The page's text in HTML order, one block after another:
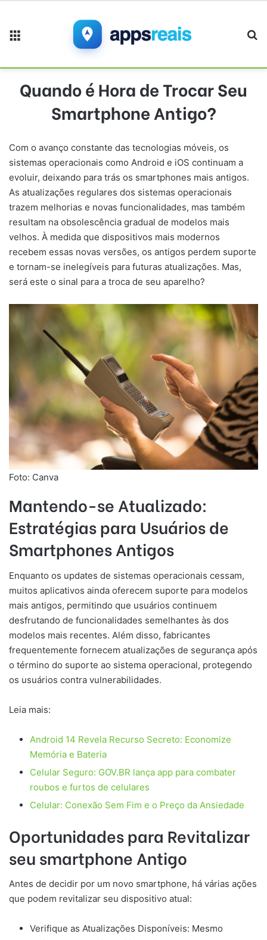
Quando é Hora de Trocar Seu
Smartphone Antigo?
Com o avanço constante das tecnologias móveis, os
sistemas operacionais como Android e iOS continuam a
evoluir, deixando para trás os smartphones mais antigos.
As atualizações regulares dos sistemas operacionais
trazem melhorias e novas funcionalidades, mas também
resultam na obsolescência gradual de modelos mais
velhos. À medida que dispositivos mais modernos
recebem essas novas versões, os antigos perdem suporte
e tornam-se inelegíveis para futuras atualizações. Mas,
será este o sinal para a troca de seu aparelho?
Foto: Canva
Mantendo-se Atualizado:
Estratégias para Usuários de
Smartphones Antigos
Enquanto os updates de sistemas operacionais cessam,
muitos aplicativos ainda oferecem suporte para modelos
mais antigos, permitindo que usuários continuem
desfrutando de funcionalidades semelhantes às dos
modelos mais recentes. Além disso, fabricantes
frequentemente fornecem atualizações de segurança após
o término do suporte ao sistema operacional, protegendo
os usuários contra vulnerabilidades.
Leia mais:
Android 14 Revela Recurso Secreto: Economize
Memória e Bateria
Celular Seguro: GOV.BR lança app para combater
roubos e furtos de celulares
Celular: Conexão Sem Fim e o Preço da Ansiedade
Oportunidades para Revitalizar
seu smartphone Antigo
Antes de decidir por um novo smartphone, há várias ações
que podem revitalizar seu dispositivo atual:
Verifique as Atualizações Disponíveis: Mesmo